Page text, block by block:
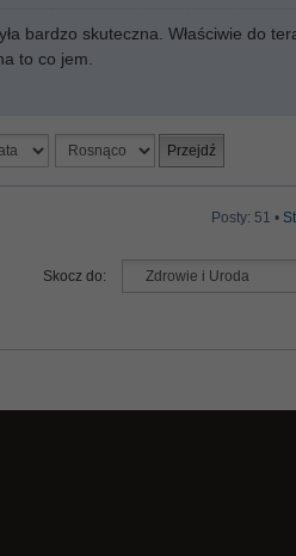
bardzo skuteczna. Właściwie do
to co jem.
Posty: 51 •
Skocz do: